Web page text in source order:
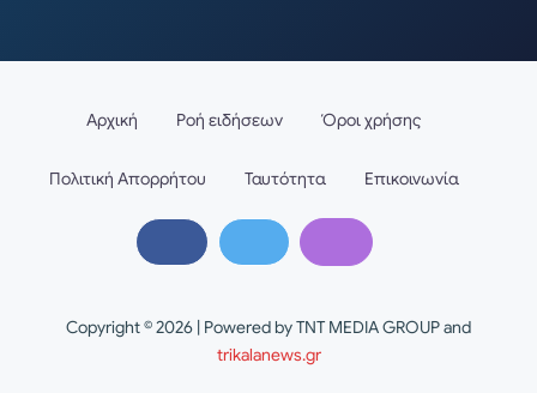
Copyright © 2026 | Powered by TNT MEDIA GROUP and
trikalanews.gr
Αρχική Ροή ειδήσεων Όροι χρήσης
Πολιτική Απορρήτου Ταυτότητα Επικοινωνία